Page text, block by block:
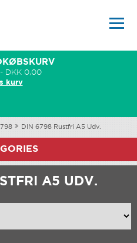
DKK 0,00
kurv
DIN 6798 Rustfri A5 Udv.
A5 UDV.